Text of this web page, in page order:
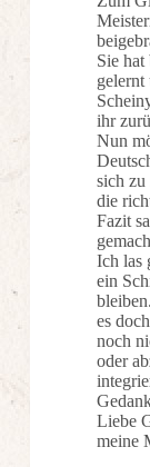
Sie hat
gelernt
ihr
Nun
sich
die
Fazit
Ich las
ein
es
noch
oder
Liebe
meine